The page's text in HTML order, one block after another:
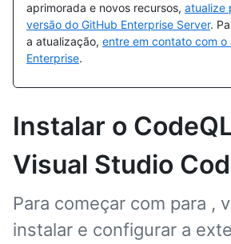
aprimorada e novos recursos, atualize
versão do GitHub Enterprise Server.
a atualização, entre em contato com o
Enterprise.
Instalar o
Visual Studio
Para começar com para ,
instalar e configurar a